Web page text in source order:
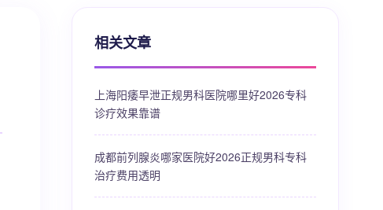
相关文章
上海阳痿早泄正规男科医院哪里好2026专科
诊疗效果靠谱
成都前列腺炎哪家医院好2026正规男科专科
治疗费用透明